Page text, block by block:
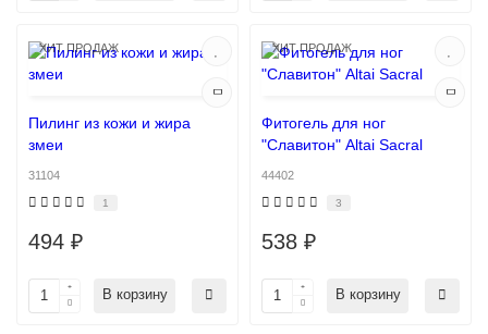
ХИТ ПРОДАЖ
Пилинг из кожи и жира
змеи
31104
1
494 ₽
В корзину
ХИТ ПРОДАЖ
Фитогель для ног
"Славитон" Altai Sacral
44402
3
538 ₽
В корзину